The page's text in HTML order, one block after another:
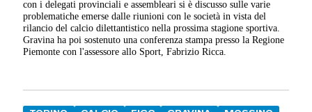
con i delegati provinciali e assembleari si è discusso sulle varie
problematiche emerse dalle riunioni con le società in vista del
rilancio del calcio dilettantistico nella prossima stagione sportiva.
Gravina ha poi sostenuto una conferenza stampa presso la Regione
Piemonte con l'assessore allo Sport, Fabrizio Ricca.